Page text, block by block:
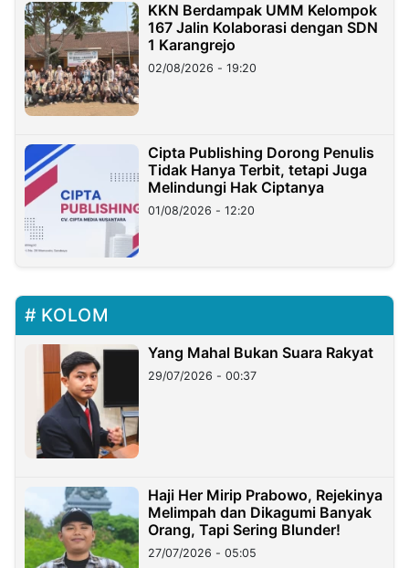
KKN Berdampak UMM Kelompok
167 Jalin Kolaborasi dengan SDN
1 Karangrejo
02/08/2026 - 19:20
Cipta Publishing Dorong Penulis
Tidak Hanya Terbit, tetapi Juga
Melindungi Hak Ciptanya
01/08/2026 - 12:20
KOLOM
Yang Mahal Bukan Suara Rakyat
29/07/2026 - 00:37
Haji Her Mirip Prabowo, Rejekinya
Melimpah dan Dikagumi Banyak
Orang, Tapi Sering Blunder!
27/07/2026 - 05:05